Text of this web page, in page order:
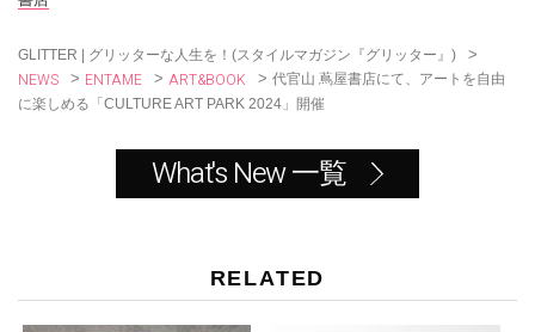
GLITTER | グリッターな人生を！(スタイルマガジン『グリッター』) >
NEWS > ENTAME > ART&BOOK > 代官山 蔦屋書店にて、アートを自由
に楽しめる「CULTURE ART PARK 2024」開催
What's New 一覧
RELATED